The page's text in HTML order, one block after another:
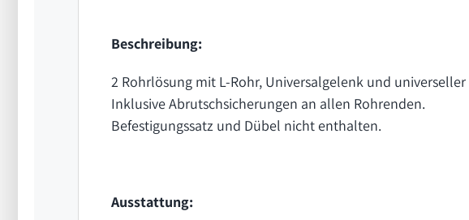
Beschreibung:
2 Rohrlösung mit L-Rohr, Universalgelenk und
Inklusive Abrutschsicherungen an allen Rohrenden.
Befestigungssatz und Dübel nicht enthalten.
Ausstattung: